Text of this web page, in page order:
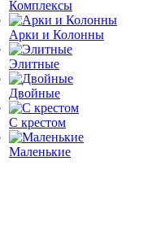
Комплексы
Арки и Колонны
Элитные
Двойные
С крестом
Маленькие